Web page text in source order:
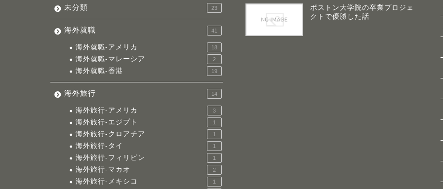
未分類 23
海外就職 41
海外就職-アメリカ 18
海外就職-マレーシア 2
海外就職-香港 19
海外旅行 14
海外旅行-アメリカ 3
海外旅行-エジプト 1
海外旅行-クロアチア 1
海外旅行-タイ 1
海外旅行-フィリピン 1
海外旅行-マカオ 2
海外旅行-メキシコ 1
ボストン大学院の卒業プロジェ
クトで優勝した話